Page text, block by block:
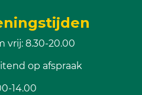
vrij: 8.30-20.00
op afspraak
14.00